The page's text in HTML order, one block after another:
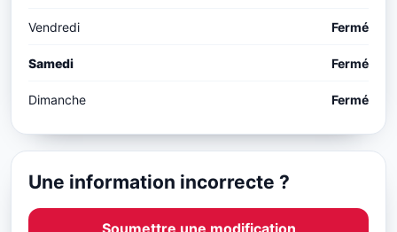
Vendredi Fermé
Samedi Fermé
Dimanche Fermé
Une information incorrecte ?